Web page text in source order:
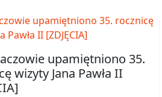
upamiętniono 35.
wizyty Jana Pawła II